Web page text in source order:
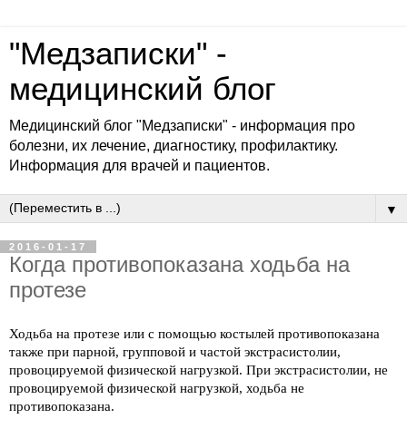
"Медзаписки" -
медицинский блог
Медицинский блог "Медзаписки" - информация про
болезни, их лечение, диагностику, профилактику.
Информация для врачей и пациентов.
▼
2016-01-17
Когда противопоказана ходьба на
протезе
Ходьба на протезе или с помощью костылей противопоказана
также при парной, групповой и частой экстрасистолии,
провоцируемой физической нагрузкой. При экстрасистолии, не
провоцируемой физической нагрузкой, ходьба не
противопоказана.